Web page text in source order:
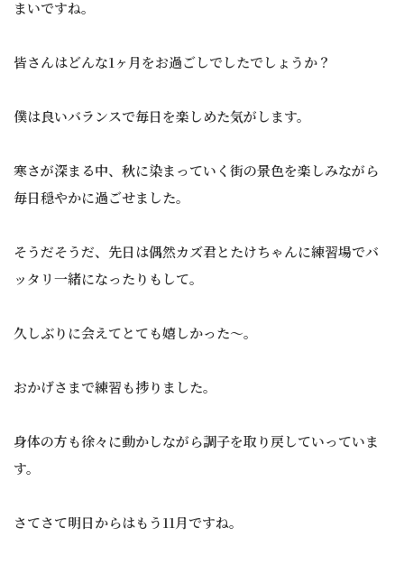
まいですね。
皆さんはどんな1ヶ月をお過ごしでしたでしょうか？
僕は良いバランスで毎日を楽しめた気がします。
寒さが深まる中、秋に染まっていく街の景色を楽しみながら
毎日穏やかに過ごせました。
そうだそうだ、先日は偶然カズ君とたけちゃんに練習場でバ
ッタリ一緒になったりもして。
久しぶりに会えてとても嬉しかった〜。
おかげさまで練習も捗りました。
身体の方も徐々に動かしながら調子を取り戻していっていま
す。
さてさて明日からはもう11月ですね。